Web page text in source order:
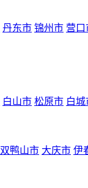
丹东市 锦州市 营口
白山市 松原市 白城
双鸭山市 大庆市 伊